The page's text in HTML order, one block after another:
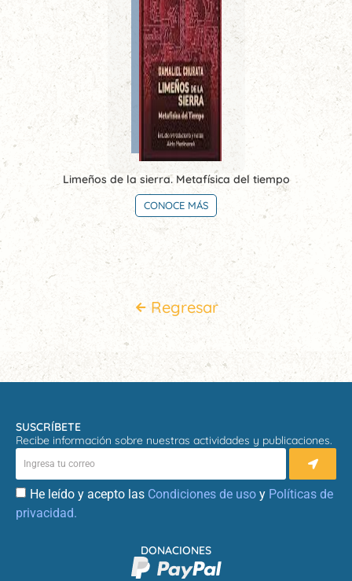
Limeños de la sierra. Metafísica del tiempo
CONOCE MÁS
Regresar
SUSCRÍBETE
Recibe información sobre nuestras actividades y publicaciones.
He leído y acepto las Condiciones de uso y Políticas de
privacidad.
DONACIONES